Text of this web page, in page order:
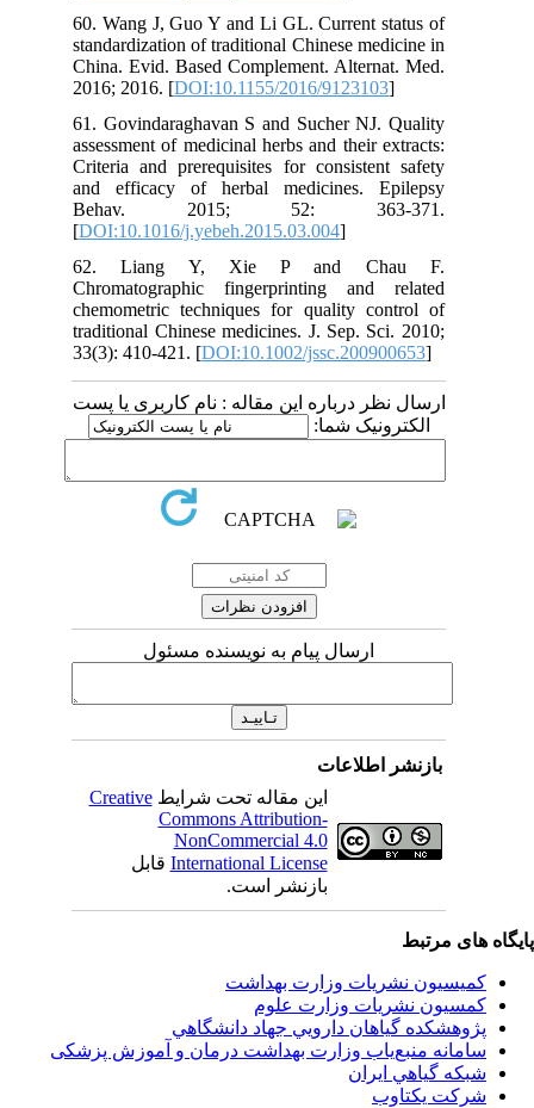
60. Wang J, Guo Y and Li GL. Current status of
standardization of traditional Chinese medicine in
China. Evid. Based Complement. Alternat. Med.
2016; 2016. [DOI:10.1155/2016/9123103
61. Govindaraghavan S and Sucher NJ. Quality
assessment of medicinal herbs and their extracts:
Criteria and prerequisites for consistent safety
and efficacy of herbal medicines. Epilepsy
Behav. 2015; 52: 363-371.
[DOI:10.1016/j.yebeh.2015.03.004
62. Liang Y, Xie P and Chau F.
Chromatographic fingerprinting and related
chemometric techniques for quality control of
traditional Chinese medicines. J. Sep. Sci. 2010;
33(3): 410-421. [DOI:10.1002/jssc.200900653
ارسال نظر درباره این مقاله : نام کاربری یا پست
الکترونیک شما:
ارسال پیام به نویسنده مسئول
بازنشر اطلاعات
این مقاله تحت شرایط Creative
Commons Attribution-
NonCommercial 4.0
International Licenseقابل
بازنشر است.
های مرتبط
کمیسیون نشریات وزارت بهداشت
کمسیون نشریات وزارت علوم
پژوهشكده گياهان دارويي جهاد دانشگاهي
سامانه منبع‌ياب وزارت بهداشت درمان و آموزش پزشکی
شبكه گياهي ايران
شرکت یکتاوب